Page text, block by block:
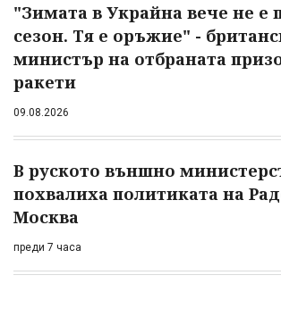
"Зимата в Украйна вече не е
сезон. Тя е оръжие" -
министър на отбраната
ракети
09.08.2026
В руското външно
похвалиха политиката на
Москва
преди 7 часа